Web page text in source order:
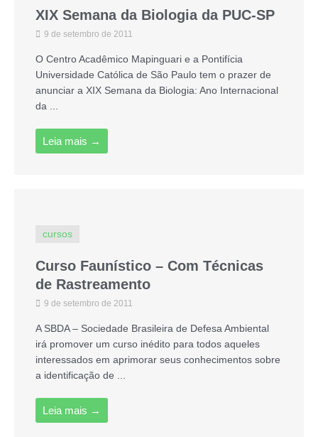
XIX Semana da Biologia da PUC-SP
9 de setembro de 2011
O Centro Acadêmico Mapinguari e a Pontifícia
Universidade Católica de São Paulo tem o prazer de
anunciar a XIX Semana da Biologia: Ano Internacional
da ...
Leia mais →
cursos
Curso Faunístico – Com Técnicas
de Rastreamento
9 de setembro de 2011
A SBDA – Sociedade Brasileira de Defesa Ambiental
irá promover um curso inédito para todos aqueles
interessados em aprimorar seus conhecimentos sobre
a identificação de ...
Leia mais →